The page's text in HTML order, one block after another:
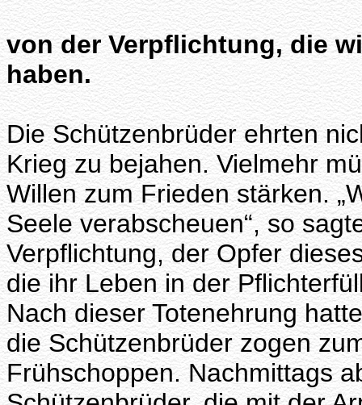
von der Verpflichtung, die
haben.
Die Schützenbrüder ehrten
Krieg zu bejahen. Vielmehr
Willen zum Frieden stärken.
Seele verabscheuen“, so
Verpflichtung, der Opfer
die ihr Leben in der
Nach dieser Totenehrung
die Schützenbrüder zogen
Frühschoppen. Nachmittags